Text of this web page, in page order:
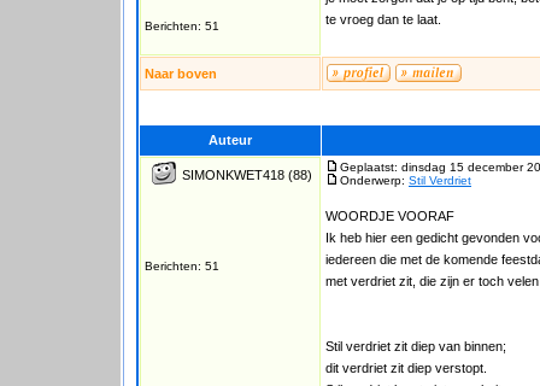
Berichten: 51
te vroeg dan te laat.
Naar boven
Auteur
SIMONKWET418 (88)
Berichten: 51
Geplaatst: dinsdag 15 december
Onderwerp: Stil Verdriet
WOORDJE VOORAF
Ik heb hier een gedicht gevonden
iedereen die met de komende
met verdriet zit, die zijn er toch
Stil verdriet zit diep van binnen;
dit verdriet zit diep verstopt.